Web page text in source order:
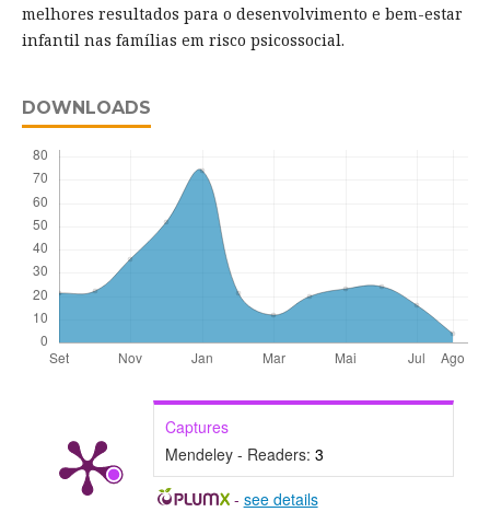
melhores resultados para o desenvolvimento e bem-estar
infantil nas famílias em risco psicossocial.
DOWNLOADS
Captures
Mendeley - Readers: 3
- see details